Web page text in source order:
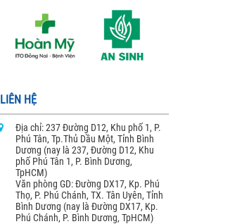
LIÊN HỆ
Địa chỉ: 237 Đường D12, Khu phố 1, P.
Phú Tân, Tp.Thủ Dầu Một, Tỉnh Bình
Dương (nay là 237, Đường D12, Khu
phố Phú Tân 1, P. Bình Dương,
TpHCM)
Văn phòng GD: Đường DX17, Kp. Phú
Thọ, P. Phú Chánh, TX. Tân Uyên, Tỉnh
Bình Dương (nay là Đường DX17, Kp.
Phú Chánh, P. Bình Dương, TpHCM)